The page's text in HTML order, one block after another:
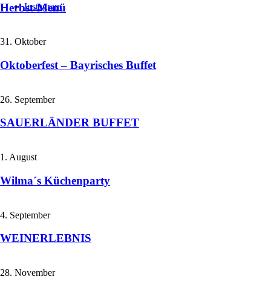
Instagram
Herbst-Menü
31. Oktober
Oktoberfest – Bayrisches Buffet
26. September
SAUERLÄNDER BUFFET
1. August
Wilma´s Küchenparty
4. September
WEINERLEBNIS
28. November